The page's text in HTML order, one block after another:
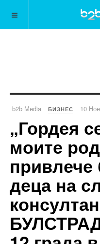
b2b Media БИЗНЕС 10
„Гордея
моите
привлече
деца на